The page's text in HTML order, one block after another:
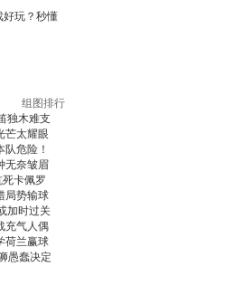
组图排行
独木难支
芒太耀眼
危险！
无奈皱眉
卡佩罗
局势输球
加时过关
充气人偶
荷兰赢球
愚蠢决定